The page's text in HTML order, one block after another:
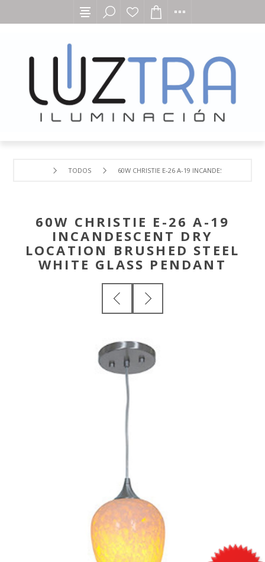
TODOS 60W CHRISTIE E-26 A-19 INCANDESCENT DRY
60W CHRISTIE E-26 A-19
INCANDESCENT DRY
LOCATION BRUSHED STEEL
WHITE GLASS PENDANT